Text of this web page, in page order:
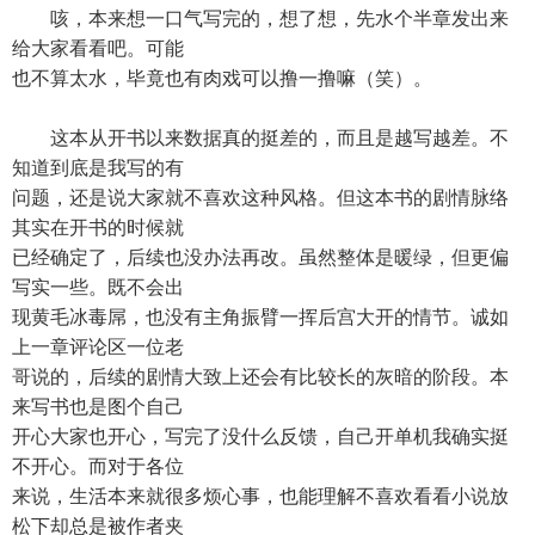
咳，本来想一口气写完的，想了想，先水个半章发出来
给大家看看吧。可能
也不算太水，毕竟也有肉戏可以撸一撸嘛（笑）。
这本从开书以来数据真的挺差的，而且是越写越差。不
知道到底是我写的有
问题，还是说大家就不喜欢这种风格。但这本书的剧情脉络
其实在开书的时候就
已经确定了，后续也没办法再改。虽然整体是暖绿，但更偏
写实一些。既不会出
现黄毛冰毒屌，也没有主角振臂一挥后宫大开的情节。诚如
上一章评论区一位老
哥说的，后续的剧情大致上还会有比较长的灰暗的阶段。本
来写书也是图个自己
开心大家也开心，写完了没什么反馈，自己开单机我确实挺
不开心。而对于各位
来说，生活本来就很多烦心事，也能理解不喜欢看看小说放
松下却总是被作者夹